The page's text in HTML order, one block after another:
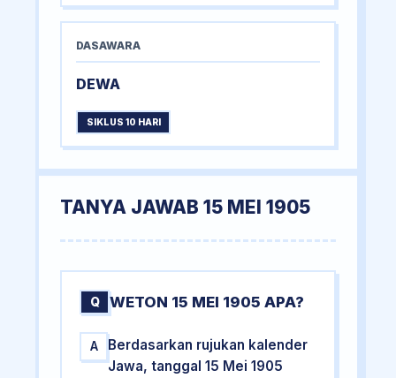
DASAWARA
DEWA
SIKLUS 10 HARI
TANYA JAWAB 15 MEI 1905
Q WETON 15 MEI 1905 APA?
A
Berdasarkan rujukan kalender
Jawa, tanggal 15 Mei 1905